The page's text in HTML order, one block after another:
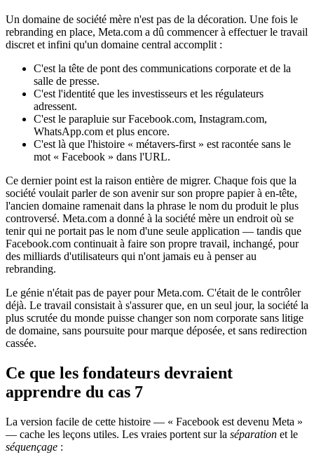
Un domaine de société mère n'est pas de la décoration. Une fois le
rebranding en place, Meta.com a dû commencer à effectuer le travail
discret et infini qu'un domaine central accomplit :
C'est la tête de pont des communications corporate et de la
salle de presse.
C'est l'identité que les investisseurs et les régulateurs
adressent.
C'est le parapluie sur Facebook.com, Instagram.com,
WhatsApp.com et plus encore.
C'est là que l'histoire « métavers-first » est racontée sans le
mot « Facebook » dans l'URL.
Ce dernier point est la raison entière de migrer. Chaque fois que la
société voulait parler de son avenir sur son propre papier à en-tête,
l'ancien domaine ramenait dans la phrase le nom du produit le plus
controversé. Meta.com a donné à la société mère un endroit où se
tenir qui ne portait pas le nom d'une seule application — tandis que
Facebook.com continuait à faire son propre travail, inchangé, pour
des milliards d'utilisateurs qui n'ont jamais eu à penser au
rebranding.
Le génie n'était pas de payer pour Meta.com. C'était de le contrôler
déjà. Le travail consistait à s'assurer que, en un seul jour, la société la
plus scrutée du monde puisse changer son nom corporate sans litige
de domaine, sans poursuite pour marque déposée, et sans redirection
cassée.
Ce que les fondateurs devraient
apprendre du cas 7
La version facile de cette histoire — « Facebook est devenu Meta »
— cache les leçons utiles. Les vraies portent sur la séparation et le
séquençage :